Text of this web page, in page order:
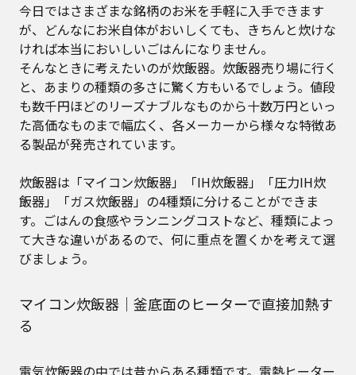
今日ではさまざまな銘柄のお米を手軽に入手できます
が、どんなにお米自体がおいしくても、きちんと炊けな
ければ本当においしいごはんになりません。
そんなときに考えたいのが炊飯器。炊飯器売り場に行く
と、あまりの種類の多さに驚く方もいるでしょう。値段
も数千円ほどのリーズナブルなものから十数万円といっ
た高価なものまで幅広く、各メーカーから様々な特徴あ
る製品が発売されています。
炊飯器は「マイコン炊飯器」「IH炊飯器」「圧力IH炊
飯器」「ガス炊飯器」の4種類に分けることができま
す。ごはんの食感やランニングコストなど、種類によっ
て大きな違いがあるので、何に重点を置くかを考えて選
びましょう。
マイコン炊飯器｜釜底面のヒーターで直接加熱す
る
電気炊飯器の中では昔からある種類です。電熱ヒーター